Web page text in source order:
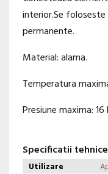
interior.Se
permanente.
Material: alama.
Temperatura
Presiune maxima: 16
Specificatii tehnice
Utilizare